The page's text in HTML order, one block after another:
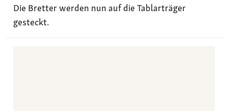
Die Bretter werden nun auf die Tablarträger
gesteckt.